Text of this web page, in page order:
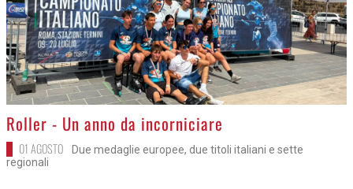
>
Roller - Un anno da incorniciare
01 AGOSTO
Due medaglie europee, due titoli italiani e sette
regionali